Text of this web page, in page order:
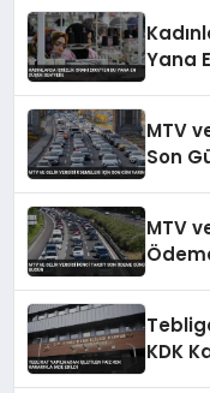
Yana
MTV
Son
MTV
KDK